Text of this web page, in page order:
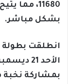
11680،
بشكل مباشر.
انطلقت بطولة
بمشاركة نخبة